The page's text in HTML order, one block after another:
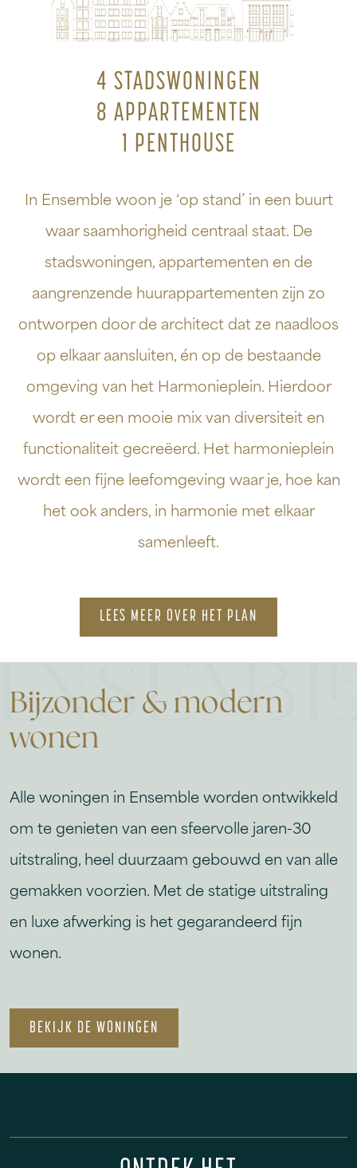
4 STADSWONINGEN
8 APPARTEMENTEN
1 PENTHOUSE
In Ensemble woon je ‘op stand’ in een buurt
waar saamhorigheid centraal staat. De
stadswoningen, appartementen en de
aangrenzende huurappartementen zijn zo
ontworpen door de architect dat ze naadloos
op elkaar aansluiten, én op de bestaande
omgeving van het Harmonieplein. Hierdoor
wordt er een mooie mix van diversiteit en
functionaliteit gecreëerd. Het harmonieplein
wordt een fijne leefomgeving waar je, hoe kan
het ook anders, in harmonie met elkaar
samenleeft.
LEES MEER OVER HET PLAN
Bijzonder & modern
wonen
Alle woningen in Ensemble worden ontwikkeld
om te genieten van een sfeervolle jaren-30
uitstraling, heel duurzaam gebouwd en van alle
gemakken voorzien. Met de statige uitstraling
en luxe afwerking is het gegarandeerd fijn
wonen.
BEKIJK DE WONINGEN